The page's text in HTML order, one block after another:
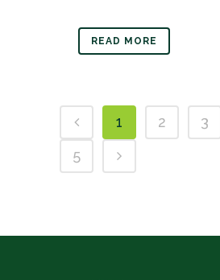
READ MORE
1 2 3
5